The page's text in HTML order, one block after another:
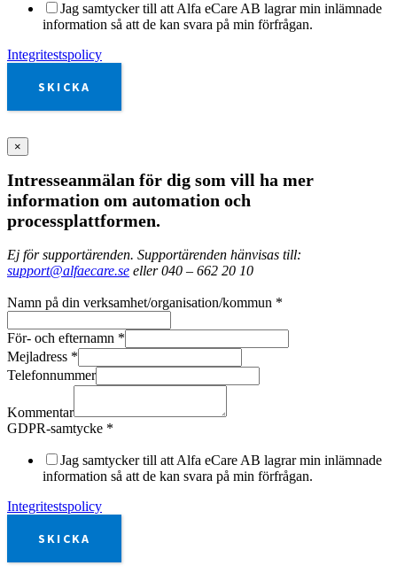
Jag samtycker till att Alfa eCare AB lagrar min inlämnade
information så att de kan svara på min förfrågan.
Integritestspolicy
SKICKA
×
Intresseanmälan för dig som vill ha mer
information om automation och
processplattformen.
Ej för supportärenden. Supportärenden hänvisas till:
support@alfaecare.se eller 040 – 662 20 10
Namn på din verksamhet/organisation/kommun *
För- och efternamn *
Mejladress *
Telefonnummer
Kommentar
GDPR-samtycke *
Jag samtycker till att Alfa eCare AB lagrar min inlämnade
information så att de kan svara på min förfrågan.
Integritestspolicy
SKICKA